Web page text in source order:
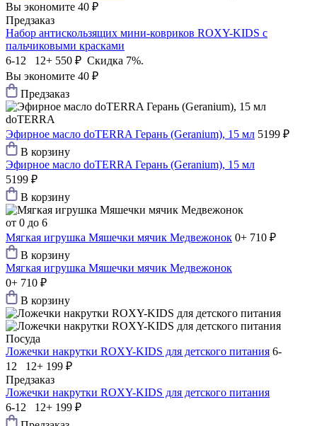
Вы экономите 40 ₽
Предзаказ
Набор антискользящих мини-ковриков ROXY-KIDS c
пальчиковыми красками
6-12 12+ 550 ₽ Скидка 7%.
Вы экономите 40 ₽
Предзаказ
doTERRA
Эфирное масло doTERRA Герань (Gеranium), 15 мл 5199 ₽
В корзину
Эфирное масло doTERRA Герань (Gеranium), 15 мл
5199 ₽
В корзину
от 0 до 6
Мягкая игрушка Мяшечки мячик Медвежонок 0+ 710 ₽
В корзину
Мягкая игрушка Мяшечки мячик Медвежонок
0+ 710 ₽
В корзину
Посуда
Ложечки накрутки ROXY-KIDS для детского питания 6-
12 12+ 199 ₽
Предзаказ
Ложечки накрутки ROXY-KIDS для детского питания
6-12 12+ 199 ₽